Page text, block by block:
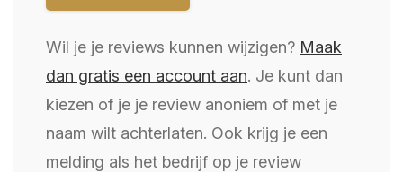
Wil je je reviews kunnen wijzigen? Maak
dan gratis een account aan. Je kunt dan
kiezen of je je review anoniem of met je
naam wilt achterlaten. Ook krijg je een
melding als het bedrijf op je review